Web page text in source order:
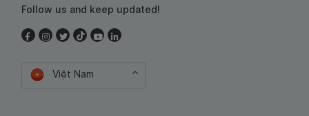
Follow us and keep updated!
Việt Nam